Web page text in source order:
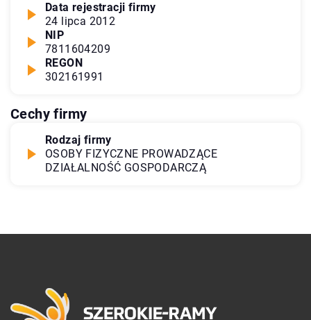
Data rejestracji firmy
24 lipca 2012
NIP
7811604209
REGON
302161991
Cechy firmy
Rodzaj firmy
OSOBY FIZYCZNE PROWADZĄCE
DZIAŁALNOŚĆ GOSPODARCZĄ